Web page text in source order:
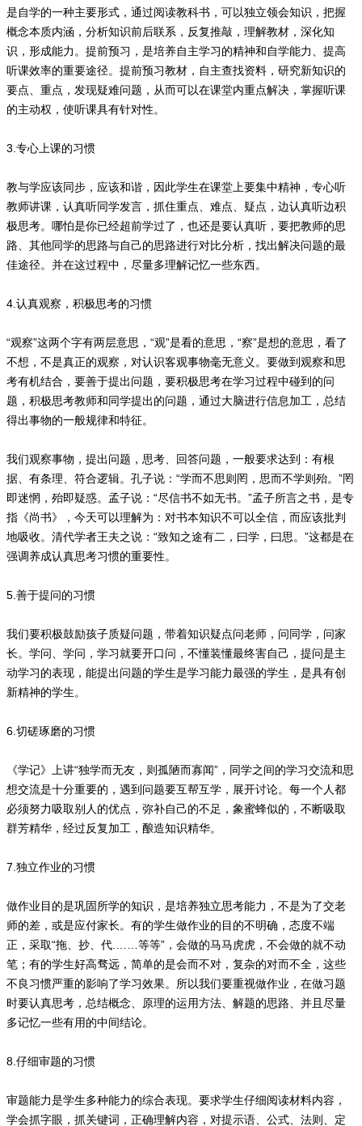
是自学的一种主要形式，通过阅读教科书，可以独立领会知识，把握
概念本质内涵，分析知识前后联系，反复推敲，理解教材，深化知
识，形成能力。提前预习，是培养自主学习的精神和自学能力、提高
听课效率的重要途径。提前预习教材，自主查找资料，研究新知识的
要点、重点，发现疑难问题，从而可以在课堂内重点解决，掌握听课
的主动权，使听课具有针对性。
3.专心上课的习惯
教与学应该同步，应该和谐，因此学生在课堂上要集中精神，专心听
教师讲课，认真听同学发言，抓住重点、难点、疑点，边认真听边积
极思考。哪怕是你已经超前学过了，也还是要认真听，要把教师的思
路、其他同学的思路与自己的思路进行对比分析，找出解决问题的最
佳途径。并在这过程中，尽量多理解记忆一些东西。
4.认真观察，积极思考的习惯
“观察”这两个字有两层意思，“观”是看的意思，“察”是想的意思，看了
不想，不是真正的观察，对认识客观事物毫无意义。要做到观察和思
考有机结合，要善于提出问题，要积极思考在学习过程中碰到的问
题，积极思考教师和同学提出的问题，通过大脑进行信息加工，总结
得出事物的一般规律和特征。
我们观察事物，提出问题，思考、回答问题，一般要求达到：有根
据、有条理、符合逻辑。孔子说：“学而不思则罔，思而不学则殆。”罔
即迷惘，殆即疑惑。孟子说：“尽信书不如无书。”孟子所言之书，是专
指《尚书》，今天可以理解为：对书本知识不可以全信，而应该批判
地吸收。清代学者王夫之说：“致知之途有二，曰学，曰思。”这都是在
强调养成认真思考习惯的重要性。
5.善于提问的习惯
我们要积极鼓励孩子质疑问题，带着知识疑点问老师，问同学，问家
长。学问、学问，学习就要开口问，不懂装懂最终害自己，提问是主
动学习的表现，能提出问题的学生是学习能力最强的学生，是具有创
新精神的学生。
6.切磋琢磨的习惯
《学记》上讲“独学而无友，则孤陋而寡闻”，同学之间的学习交流和思
想交流是十分重要的，遇到问题要互帮互学，展开讨论。每一个人都
必须努力吸取别人的优点，弥补自己的不足，象蜜蜂似的，不断吸取
群芳精华，经过反复加工，酿造知识精华。
7.独立作业的习惯
做作业目的是巩固所学的知识，是培养独立思考能力，不是为了交老
师的差，或是应付家长。有的学生做作业的目的不明确，态度不端
正，采取“拖、抄、代.……等等”，会做的马马虎虎，不会做的就不动
笔；有的学生好高骛远，简单的是会而不对，复杂的对而不全，这些
不良习惯严重的影响了学习效果。所以我们要重视做作业，在做习题
时要认真思考，总结概念、原理的运用方法、解题的思路、并且尽量
多记忆一些有用的中间结论。
8.仔细审题的习惯
审题能力是学生多种能力的综合表现。要求学生仔细阅读材料内容，
学会抓字眼，抓关键词，正确理解内容，对提示语、公式、法则、定